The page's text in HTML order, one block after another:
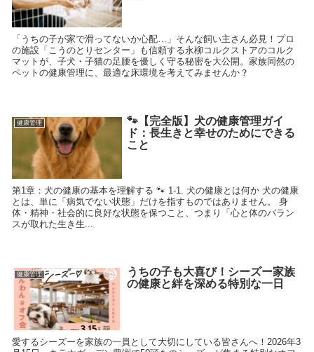
「うちの子が家で滑ってないか心配…」そんな飼い主さん必見！プロ
の施設「こうのとりセンター」も信頼する永柳コルクストアのコルク
マットが、子犬・子猫の足腰を優しく守る秘密を大公開。家族同然の
ペットの健康管理に、最適な床環境を考えてみませんか？
健康管理
🐾【完全版】犬の健康管理ガイ
ド：長生きと幸せのためにできる
こと
第1章：犬の健康の基本を理解する 🐾 1-1. 犬の健康とは何か 犬の健康
とは、単に「病気でない状態」だけを指すものではありません。 身
体・精神・社会的に良好な状態を保つこと、つまり「心と体のバラン
スが取れた生き生...
健康管理
うちの子も大喜び！シーズー家族
の健康と絆を深める特別な一日
愛するシーズーを家族の一員として大切にしている皆さんへ！2026年3